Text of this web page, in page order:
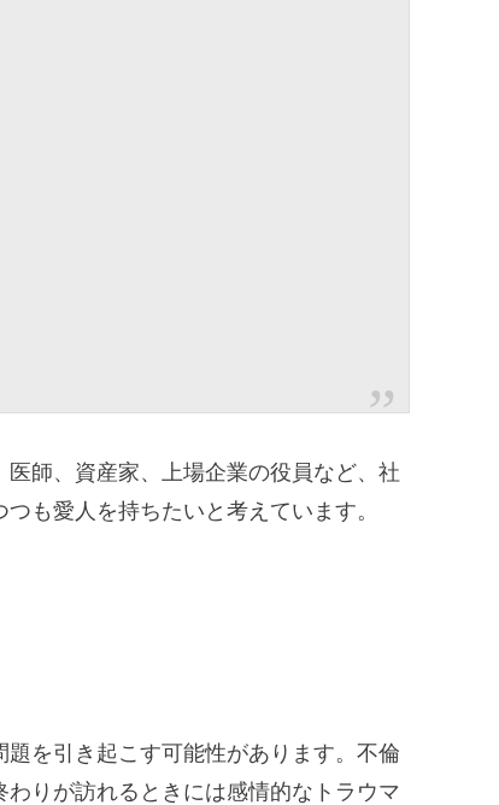
師、資産家、上場企業の役員など、社
も愛人を持ちたいと考えています。
を引き起こす可能性があります。不倫
りが訪れるときには感情的なトラウマ